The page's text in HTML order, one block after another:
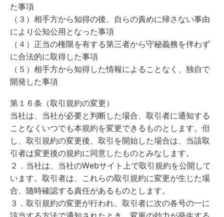
た事項
（３）相手方から知得の後、自らの責めに帰さない事由
により公知公用となった事項
（４）正当の権限を有する第三者から守秘義務を伴わず
に合法的に取得した事項
（５）相手方から知得した情報によることなく、独自で
開発した事項
第１６条（取引規約の変更）
当社は、当社が必要と判断した場合、取引者に通知する
ことなくいつでも本規約を変更できるものとします。但
し、取引規約の変更後、取引を開始した場合は、当該取
引者は変更後の規約に同意したものとみなします。
２．当社は、当社のWebサイト上で取引規約を公開して
います。取引者は、これらの取引規約に変更が生じた場
合、随時確認する責任があるものとします。
３．取引規約の変更が行われ、取引者に次の各号の一に